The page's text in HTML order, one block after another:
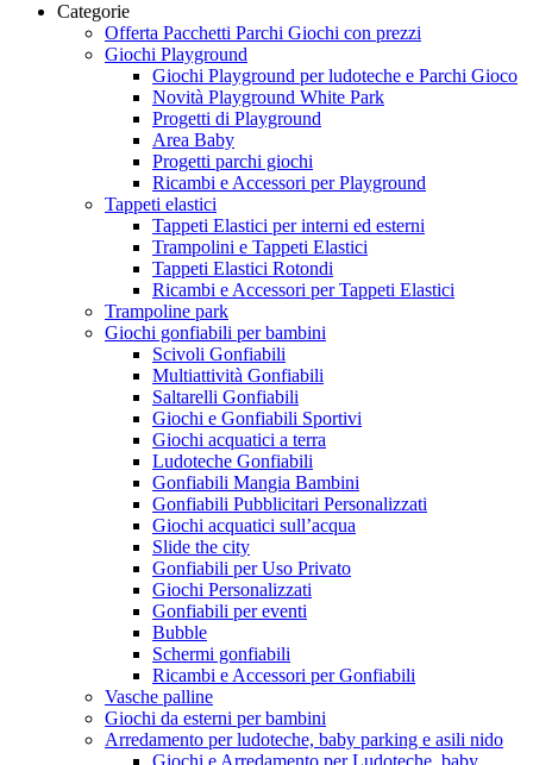
Categorie
Offerta Pacchetti Parchi Giochi con prezzi
Giochi Playground
Giochi Playground per ludoteche e Parchi Gioco
Novità Playground White Park
Progetti di Playground
Area Baby
Progetti parchi giochi
Ricambi e Accessori per Playground
Tappeti elastici
Tappeti Elastici per interni ed esterni
Trampolini e Tappeti Elastici
Tappeti Elastici Rotondi
Ricambi e Accessori per Tappeti Elastici
Trampoline park
Giochi gonfiabili per bambini
Scivoli Gonfiabili
Multiattività Gonfiabili
Saltarelli Gonfiabili
Giochi e Gonfiabili Sportivi
Giochi acquatici a terra
Ludoteche Gonfiabili
Gonfiabili Mangia Bambini
Gonfiabili Pubblicitari Personalizzati
Giochi acquatici sull’acqua
Slide the city
Gonfiabili per Uso Privato
Giochi Personalizzati
Gonfiabili per eventi
Bubble
Schermi gonfiabili
Ricambi e Accessori per Gonfiabili
Vasche palline
Giochi da esterni per bambini
Arredamento per ludoteche, baby parking e asili nido
Giochi e Arredamento per Ludoteche, baby